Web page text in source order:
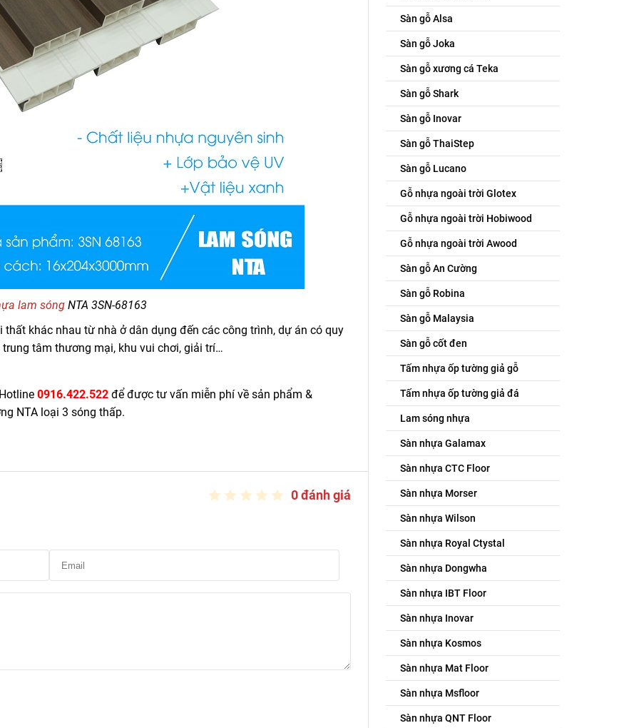
lam sóng NTA 3SN-68163
thất khác nhau từ nhà ở dân dụng đến các công trình, dự án có quy
tâm thương mại, khu vui chơi, giải trí…
0916.422.522 để được tư vấn miễn phí về sản phẩm &
NTA loại 3 sóng thấp.
0 đánh giá
Sàn gỗ Alsa
Sàn gỗ Joka
Sàn gỗ xương cá Teka
Sàn gỗ Shark
Sàn gỗ Inovar
Sàn gỗ ThaiStep
Sàn gỗ Lucano
Gỗ nhựa ngoài trời Glotex
Gỗ nhựa ngoài trời Hobiwood
Gỗ nhựa ngoài trời Awood
Sàn gỗ An Cường
Sàn gỗ Robina
Sàn gỗ Malaysia
Sàn gỗ cốt đen
Tấm nhựa ốp tường giả gỗ
Tấm nhựa ốp tường giả đá
Lam sóng nhựa
Sàn nhựa Galamax
Sàn nhựa CTC Floor
Sàn nhựa Morser
Sàn nhựa Wilson
Sàn nhựa Royal Ctystal
Sàn nhựa Dongwha
Sàn nhựa IBT Floor
Sàn nhựa Inovar
Sàn nhựa Kosmos
Sàn nhựa Mat Floor
Sàn nhựa Msfloor
Sàn nhựa QNT Floor